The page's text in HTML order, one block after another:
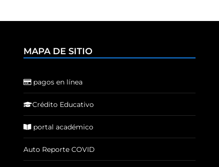
MAPA DE SITIO
pagos en línea
Crédito Educativo
portal académico
Auto Reporte COVID